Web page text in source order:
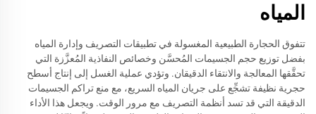
المياه
تتفوق الحجارة الطبيعية المغسولة في تطبيقات التصريف وإدارة المياه
بفضل توزيع حجم الجسيمات المُحسَّن وخصائص النفاذية المُعزَّزة التي
تحقَّقها المعالجة والانتقاء الدقيقان. وتؤدي عملية الغسل إلى إنتاج أسطح
حجرية نظيفة تشجِّع على جريان المياه السريع، مع منع تراكم الجسيمات
الدقيقة التي قد تسد أنظمة التصريف مع مرور الوقت. ويجعل هذا الأداء